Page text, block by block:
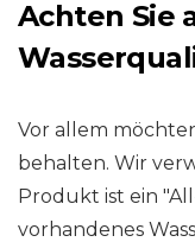
Achten Sie
Vor allem
behalten. Wir
Produkt ist ein
vorhandenes